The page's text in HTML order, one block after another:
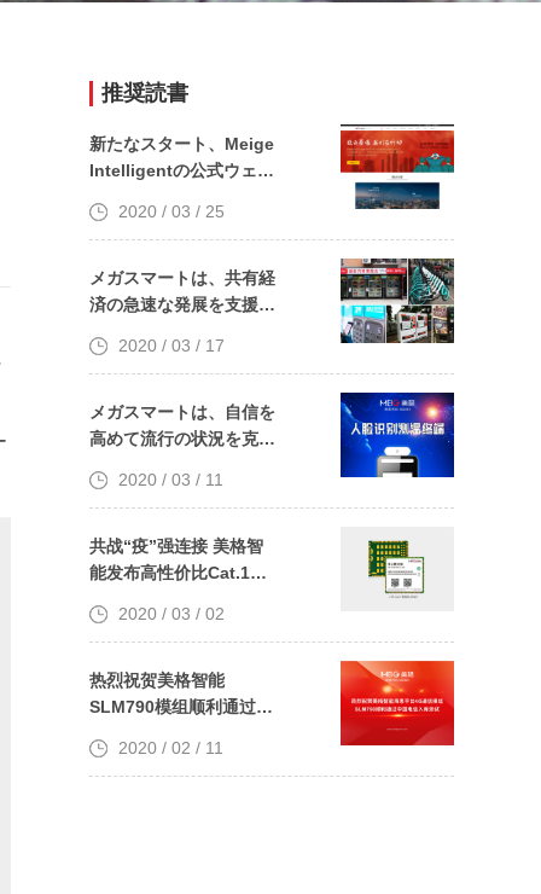
推奨読書
新たなスタート、Meige
Intelligentの公式ウェブ
の成功したオンライン操
2020 / 03 / 25
メガスマートは、共有経
済の急速な発展を支援す
を発表しました
2020 / 03 / 17
メガスマートは、自信を
高めて流行の状況を克服
生産を再開するのに役立
発売しました
2020 / 03 / 11
共战“疫”强连接 美格智
能发布高性价比Cat.1系
2020 / 03 / 02
热烈祝贺美格智能
SLM790模组顺利通过中
2020 / 02 / 11